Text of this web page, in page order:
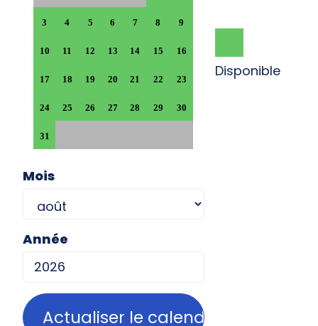
3 4 5 6 7 8 9
10 11 12 13 14 15 16
17 18 19 20 21 22 23
24 25 26 27 28 29 30
31
Mois
Année
Disponible